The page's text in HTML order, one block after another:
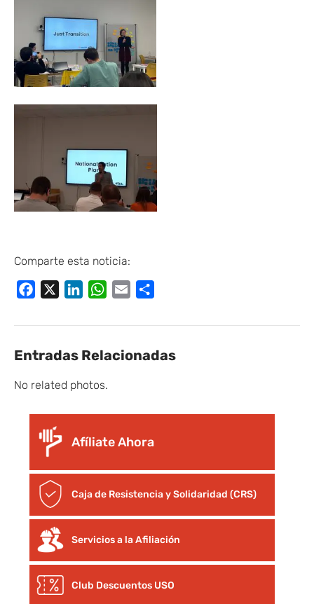
Comparte esta noticia:
Facebook LinkedInWhatsApp
Email
Entradas Relacionadas
No related photos.
Afíliate Ahora
Caja de Resistencia y Solidaridad (CRS)
Servicios a la Afiliación
Club Descuentos USO